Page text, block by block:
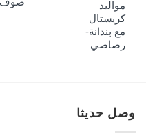
مواليد
كريستال
مع بندانة-
رصاصي
وصل حديثا